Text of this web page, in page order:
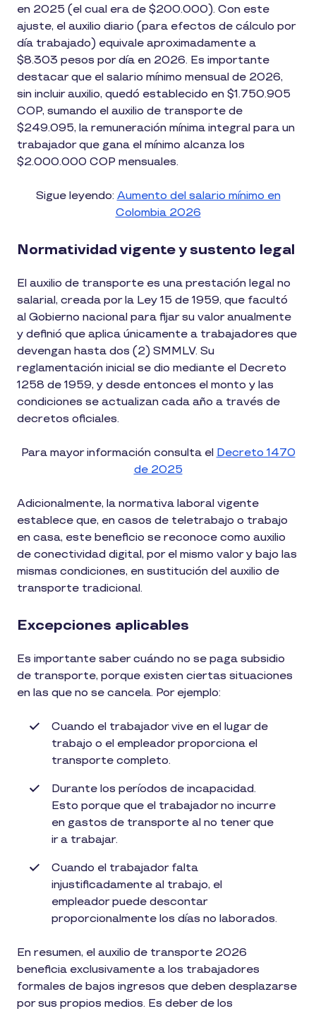
en 2025 (el cual era de $200.000). Con este
ajuste, el auxilio diario (para efectos de cálculo por
día trabajado) equivale aproximadamente a
$8.303 pesos por día en 2026. Es importante
destacar que el salario mínimo mensual de 2026,
sin incluir auxilio, quedó establecido en $1.750.905
COP, sumando el auxilio de transporte de
$249.095, la remuneración mínima integral para un
trabajador que gana el mínimo alcanza los
$2.000.000 COP mensuales.
Sigue leyendo: Aumento del salario mínimo en
Colombia 2026
Normatividad vigente y sustento legal
El auxilio de transporte es una prestación legal no
salarial, creada por la Ley 15 de 1959, que facultó
al Gobierno nacional para fijar su valor anualmente
y definió que aplica únicamente a trabajadores que
devengan hasta dos (2) SMMLV. Su
reglamentación inicial se dio mediante el Decreto
1258 de 1959, y desde entonces el monto y las
condiciones se actualizan cada año a través de
decretos oficiales.
Para mayor información consulta el Decreto 1470
de 2025
Adicionalmente, la normativa laboral vigente
establece que, en casos de teletrabajo o trabajo
en casa, este beneficio se reconoce como auxilio
de conectividad digital, por el mismo valor y bajo las
mismas condiciones, en sustitución del auxilio de
transporte tradicional.
Excepciones aplicables
Es importante saber cuándo no se paga subsidio
de transporte, porque existen ciertas situaciones
en las que no se cancela. Por ejemplo:
Cuando el trabajador vive en el lugar de
trabajo o el empleador proporciona el
transporte completo.
Durante los períodos de incapacidad.
Esto porque que el trabajador no incurre
en gastos de transporte al no tener que
ir a trabajar.
Cuando el trabajador falta
injustificadamente al trabajo, el
empleador puede descontar
proporcionalmente los días no laborados.
En resumen, el auxilio de transporte 2026
beneficia exclusivamente a los trabajadores
formales de bajos ingresos que deben desplazarse
por sus propios medios. Es deber de los